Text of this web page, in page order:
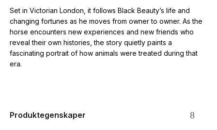
Set in Victorian London, it follows Black Beauty’s life and
changing fortunes as he moves from owner to owner. As the
horse encounters new experiences and new friends who
reveal their own histories, the story quietly paints a
fascinating portrait of how animals were treated during that
era.
Produktegenskaper